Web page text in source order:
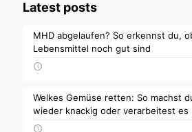
Latest posts
MHD abgelaufen? So erkennst du,
Lebensmittel noch gut sind
Welkes Gemüse retten: So machst
wieder knackig oder verarbeitest es